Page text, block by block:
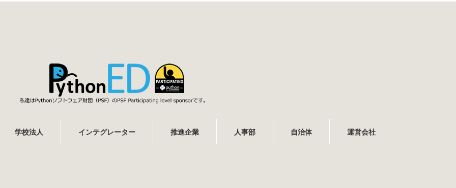
学校法人 インテグレーター 推進企業 人事部 自治体 運営会社